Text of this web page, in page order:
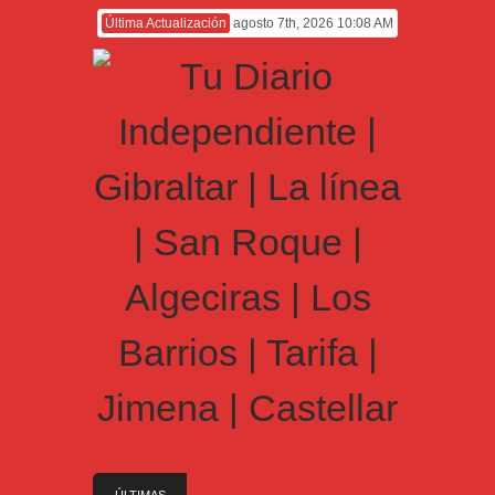
Última Actualización agosto 7th, 2026 10:08 AM